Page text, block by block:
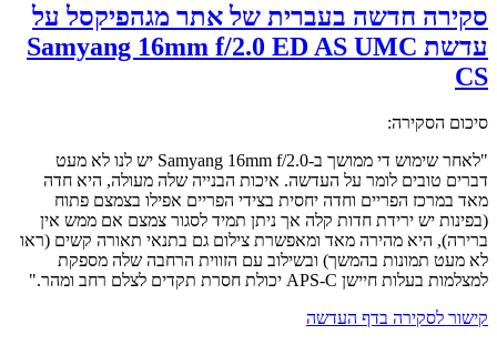
סקירה חדשה בעברית של אתר מגהפיקסל על
עדשת Samyang 16mm f/2.0 ED AS UMC
CS
סיכום הסקירה:
"לאחר שימוש די ממושך ב-Samyang 16mm f/2.0 יש לנו לא מעט
דברים טובים לומר על העדשה. איכות הבנייה שלה מעולה, היא חדה
מאד במרכז הפריים וחדה יחסית בצידי הפריים אפילו בצמצם פתוח
(בפינות יש ירידת חדות קלה אך ניתן תמיד לסגור צמצם אם ממש אין
ברירה), היא מהירה מאד ומאפשרת צילום גם בתנאי תאורה קשים (ראו
לא מעט תמונות בהמשך) ובשילוב עם הזווית הרחבה שלה מספקת
למצלמות בעלות חיישן APS-C יכולת חסרת תקדים לצלם רחב ומהר."
קישור לסקירה בדף העדשה